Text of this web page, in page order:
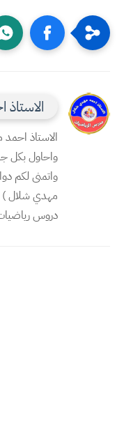
الاستاذ
واحاول بكل
واتمنى لكم
مهدي شلال )
دروس